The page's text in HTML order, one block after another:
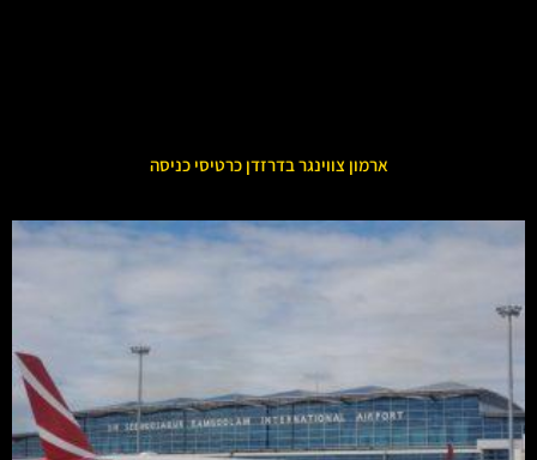
ארמון צווינגר בדרזדן כרטיסי כניסה